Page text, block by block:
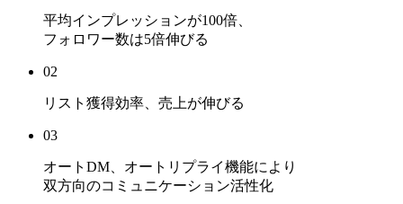
平均インプレッションが100倍
フォロワー数は5倍伸びる
02
リスト獲得効率、売上が伸びる
03
オートDM、オートリプライ機能により
双方向のコミュニケーション活性化